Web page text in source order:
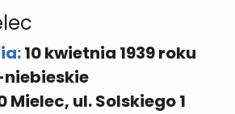
10 kwietnia 1939 roku
Mielec, ul. Solskiego 1